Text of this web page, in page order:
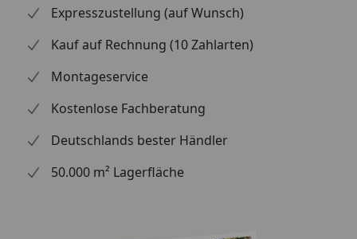
Expresszustellung (auf Wunsch)
Kauf auf Rechnung (10 Zahlarten)
Montageservice
Kostenlose Fachberatung
Deutschlands bester Händler
50.000 m² Lagerfläche